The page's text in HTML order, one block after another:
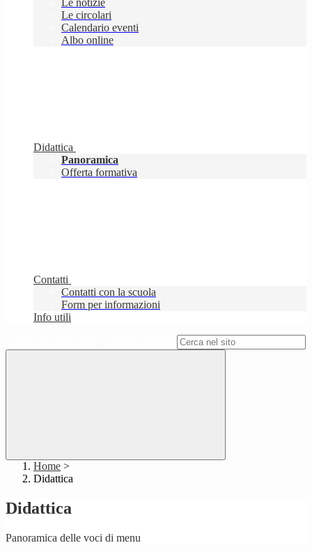
Le notizie
Le circolari
Calendario eventi
Albo online
Didattica
Panoramica
Offerta formativa
Contatti
Contatti con la scuola
Form per informazioni
Info utili
Home >
Didattica
Didattica
Panoramica delle voci di menu